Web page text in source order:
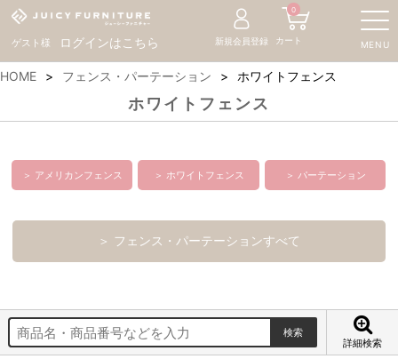
ゲスト様 ログインはこちら MENU
新規会員登録 カート
0
HOME フェンス・パーテーション ホワイトフェンス
ホワイトフェンス
＞ アメリカンフェンス ＞ ホワイトフェンス ＞ パーテーション
＞ フェンス・パーテーションすべて
詳細検索